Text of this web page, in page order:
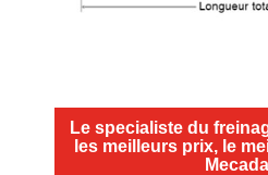
Le specialiste du
les meilleurs prix, le